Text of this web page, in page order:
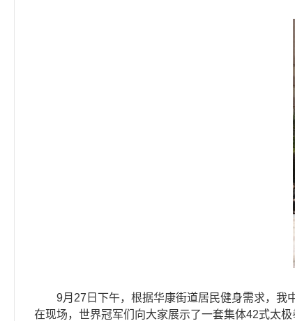
9月27日下午，根据华康街道居民健身需求，我中
在现场，世界冠军们向大家展示了一套集体42式太